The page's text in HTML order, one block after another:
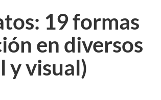
19 formas
en diversos
y visual)